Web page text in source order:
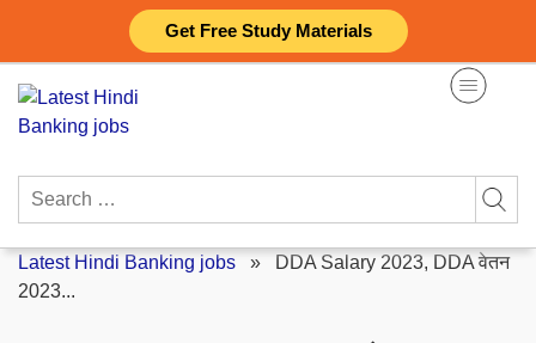
Get Free Study Materials
content
Search
Latest Hindi Banking jobs » DDA Salary 2023, DDA वेतन
2023...